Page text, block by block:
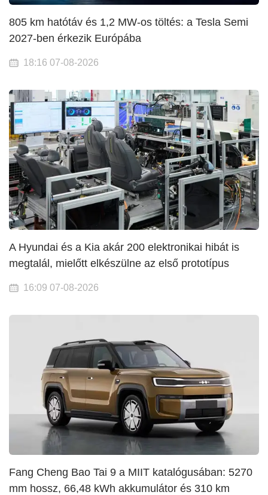
805 km hatótáv és 1,2 MW-os töltés: a Tesla Semi
2027-ben érkezik Európába
18:16 07-08-2026
A Hyundai és a Kia akár 200 elektronikai hibát is
megtalál, mielőtt elkészülne az első prototípus
16:09 07-08-2026
Fang Cheng Bao Tai 9 a MIIT katalógusában: 5270
mm hossz, 66,48 kWh akkumulátor és 310 km